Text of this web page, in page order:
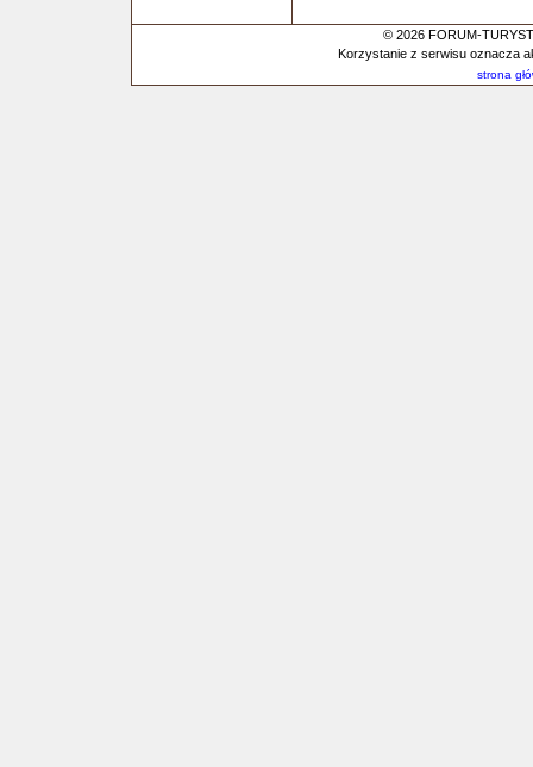
© 2026 FORUM-
Korzystanie z serwisu oznacza
strona